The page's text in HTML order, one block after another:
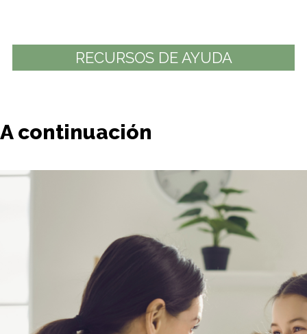
RECURSOS DE AYUDA
A continuación